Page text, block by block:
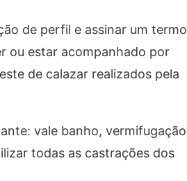
de perfil e assinar um termo
ou estar acompanhado por
de calazar realizados pela
vale banho, vermifugação
todas as castrações dos